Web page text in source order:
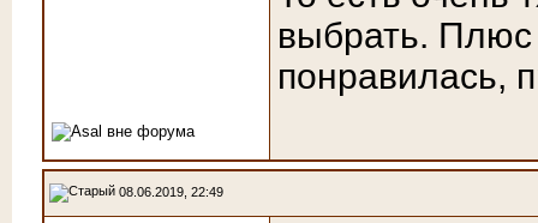
выбрать.
понравилась,
08.06.2019, 22:49